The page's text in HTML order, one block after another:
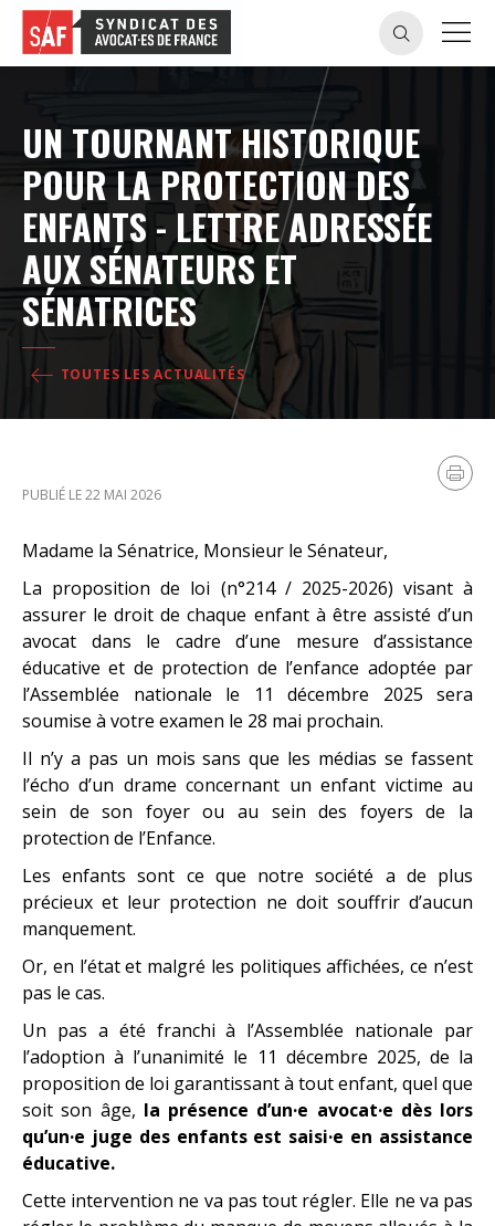
UN TOURNANT HISTORIQUE
POUR LA PROTECTION DES
ENFANTS - LETTRE ADRESSÉE
AUX SÉNATEURS ET
SÉNATRICES
TOUTES LES ACTUALITÉS
PUBLIÉ LE 22 MAI 2026
Madame la Sénatrice, Monsieur le Sénateur,
La proposition de loi (n°214 / 2025-2026) visant à
assurer le droit de chaque enfant à être assisté d’un
avocat dans le cadre d’une mesure d’assistance
éducative et de protection de l’enfance adoptée par
l’Assemblée nationale le 11 décembre 2025 sera
soumise à votre examen le 28 mai prochain.
Il n’y a pas un mois sans que les médias se fassent
l’écho d’un drame concernant un enfant victime au
sein de son foyer ou au sein des foyers de la
protection de l’Enfance.
Les enfants sont ce que notre société a de plus
précieux et leur protection ne doit souffrir d’aucun
manquement.
Or, en l’état et malgré les politiques affichées, ce n’est
pas le cas.
Un pas a été franchi à l’Assemblée nationale par
l’adoption à l’unanimité le 11 décembre 2025, de la
proposition de loi garantissant à tout enfant, quel que
soit son âge, la présence d’un·e avocat·e dès lors
qu’un·e juge des enfants est saisi·e en assistance
éducative.
Cette intervention ne va pas tout régler. Elle ne va pas